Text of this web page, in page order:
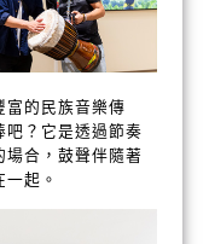
富的民族音樂傳
？它是透過節奏
合，鼓聲伴隨著
起。